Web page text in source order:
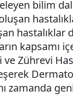
bilim
hastalıklar
kapsamı
Zührevi
zamanda